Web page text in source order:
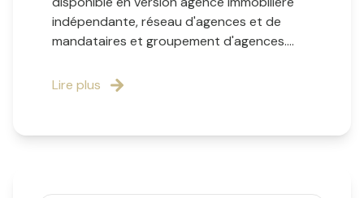
indépendante, réseau d'agences et de
mandataires et groupement d'agences....
Lire plus